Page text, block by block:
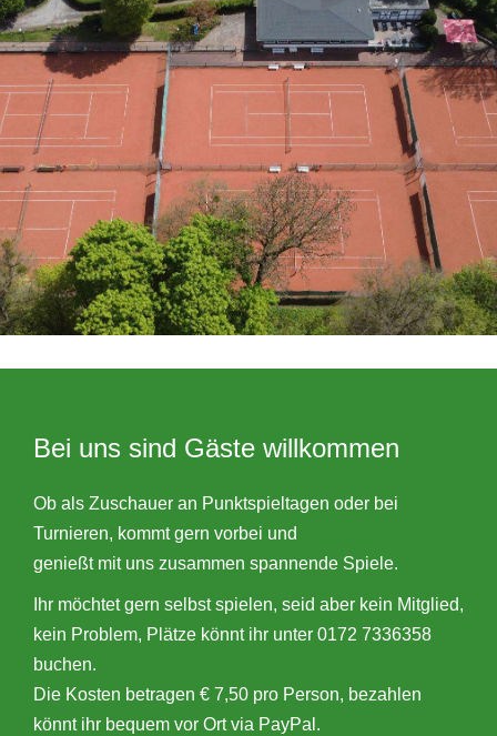
Bei uns sind Gäste willkommen
Ob als Zuschauer an Punktspieltagen oder bei
Turnieren, kommt gern vorbei und
genießt mit uns zusammen spannende Spiele.
Ihr möchtet gern selbst spielen, seid aber kein Mitglied,
kein Problem, Plätze könnt ihr unter 0172 7336358
buchen.
Die Kosten betragen € 7,50 pro Person, bezahlen
könnt ihr bequem vor Ort via PayPal.